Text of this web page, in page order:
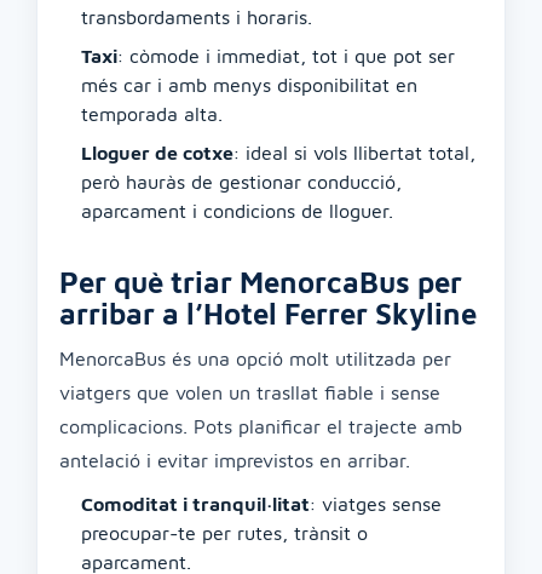
transbordaments i horaris.
Taxi: còmode i immediat, tot i que pot ser
més car i amb menys disponibilitat en
temporada alta.
Lloguer de cotxe: ideal si vols llibertat total,
però hauràs de gestionar conducció,
aparcament i condicions de lloguer.
Per què triar MenorcaBus per
arribar a l’Hotel Ferrer Skyline
MenorcaBus és una opció molt utilitzada per
viatgers que volen un trasllat fiable i sense
complicacions. Pots planificar el trajecte amb
antelació i evitar imprevistos en arribar.
Comoditat i tranquil·litat: viatges sense
preocupar-te per rutes, trànsit o
aparcament.